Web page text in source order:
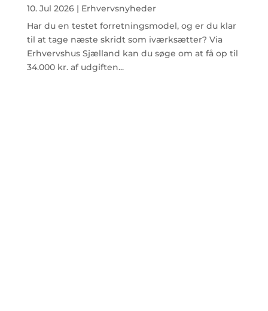
10. Jul 2026| Erhvervsnyheder
Har du en testet forretningsmodel, og er du klar
til at tage næste skridt som iværksætter? Via
Erhvervshus Sjælland kan du søge om at få op til
34.000 kr. af udgiften...